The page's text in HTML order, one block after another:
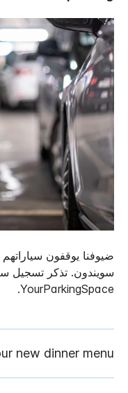
ضيوفنا يوقفون
سويندون. تذكر تسجيل
YourParkingSpace.